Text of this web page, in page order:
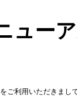
ュー
ご利用いただきまし